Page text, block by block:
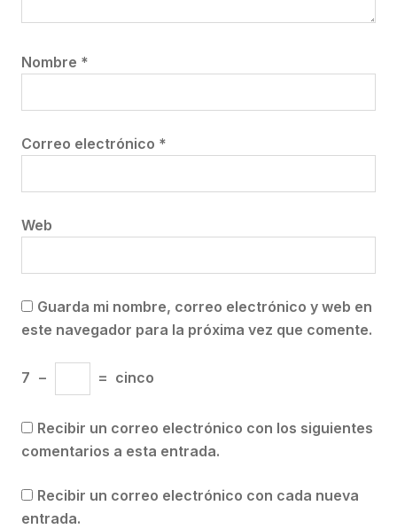
Nombre *
Correo electrónico *
Web
Guarda mi nombre, correo electrónico y web en
este navegador para la próxima vez que comente.
7 − = cinco
Recibir un correo electrónico con los siguientes
comentarios a esta entrada.
Recibir un correo electrónico con cada nueva
entrada.